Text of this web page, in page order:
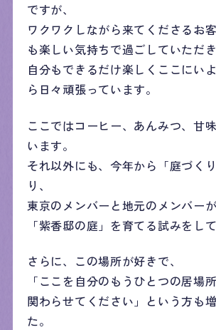
ですが、
ワクワクしながら来てくださるお
も楽しい気持ちで過ごしていただき
自分もできるだけ楽しくここにい
ら日々頑張っています。
ここではコーヒー、あんみつ、甘
います。
それ以外にも、今年から「庭づく
り、
東京のメンバーと地元のメンバー
「紫香邸の庭」を育てる試みをし
さらに、この場所が好きで、
「ここを自分のもうひとつの居場
関わらせてください」という方も
た。